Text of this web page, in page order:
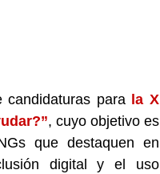
para la X
, cuyo objetivo es
que destaquen en
digital y el uso